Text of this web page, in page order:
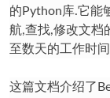
的Python库.它能
航,查找,修改文档
至数天的工作时
这篇文档介绍了